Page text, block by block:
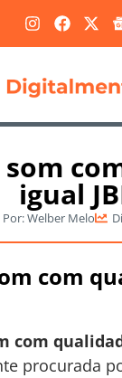
som
igual
Por:Welber Melo
com
com
procurada